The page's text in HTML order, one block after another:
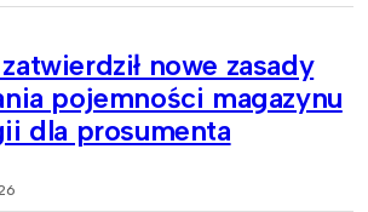
nowe zasady
pojemności magazynu
dla prosumenta